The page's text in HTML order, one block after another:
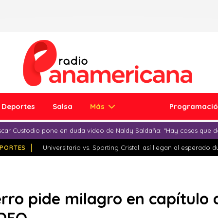
Deportes Salsa Más
Custodio pone en duda video de Naldy Saldaña: “Hay cosas que
Universitario vs. Sporting Cristal: así llegan al esperado
pide milagro en capítulo